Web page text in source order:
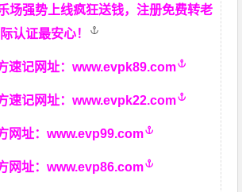
场强势上线疯狂送钱，注册免费转老
认证最安心！
速记网址：www.evpk89.com
速记网址：www.evpk22.com
网址：www.evp99.com
网址：www.evp86.com